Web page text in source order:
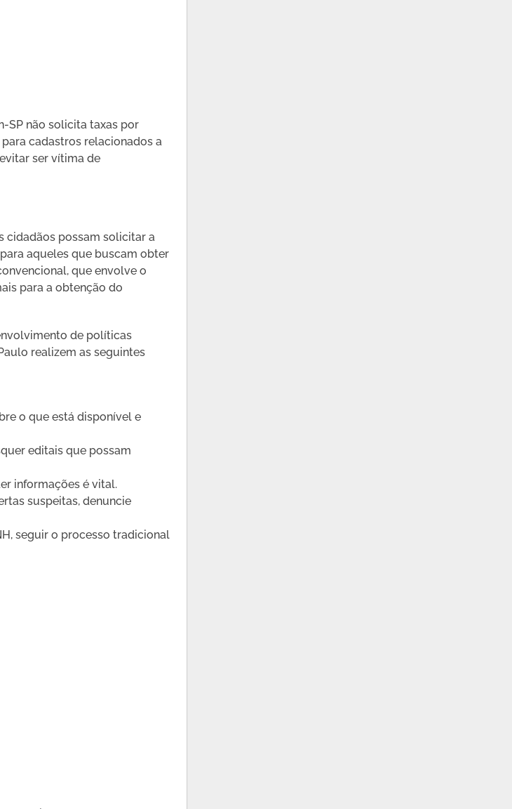
SP não solicita taxas por
cadastros relacionados a
ser vítima de
cidadãos possam solicitar a
aqueles que buscam obter
que envolve o
para a obtenção do
de políticas
realizem as seguintes
o que está disponível e
editais que possam
informações é vital.
suspeitas, denuncie
seguir o processo tradicional